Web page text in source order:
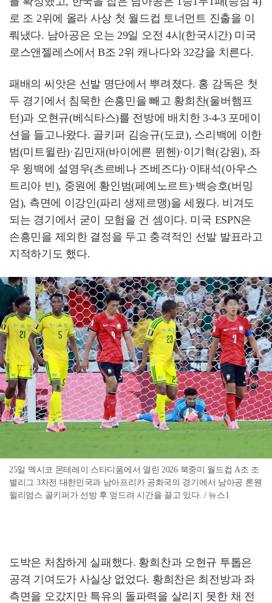
로 조 2위에 올라 사상 첫 월드컵 토너먼트 진출을 이
뤄냈다. 남아공은 오는 29일 오전 4시(한국시간) 미국
로스앤젤레스에서 B조 2위 캐나다와 32강을 치른다.
패배의 씨앗은 선발 명단에서 뿌려졌다. 홍 감독은 첫
두 경기에서 침묵한 손흥민을 빼고 황희찬(울버햄프
턴)과 오현규(베식타스)를 전방에 배치한 3-4-3 포메이
션을 들고나왔다. 골키퍼 김승규(도쿄), 스리백에 이한
범(미트윌란)·김민재(바이에른 뮌헨)·이기혁(강원), 좌
우 윙백에 설영우(츠르베나 즈베즈다)·이태석(아우스
트리아 빈), 중원에 황인범(페예노르트)·백승호(버밍
엄), 측면에 이강인(파리 생제르맹)을 세웠다. 비겨도
되는 경기에서 굳이 모험을 건 셈이다. 미국 ESPN은
손흥민을 제외한 결정을 두고 충격적인 선발 발표라고
지적하기도 했다.
25일 멕시코 몬테레이 스타디움에서 열린 2026 북중미 월드컵 A조 조
별리그 3차전 대한민국과 남아프리카 공화국의 경기에서 남아공 론웬
윌리엄스 골키퍼가 선방 후 엎드려 시간을 끌고 있다. / 뉴스1
도박은 처참하게 실패했다. 황희찬과 오현규 투톱은
공격 기여도가 사실상 없었다. 황희찬은 최전방과 좌
측면을 오갔지만 특유의 돌파력을 살리지 못한 채 전